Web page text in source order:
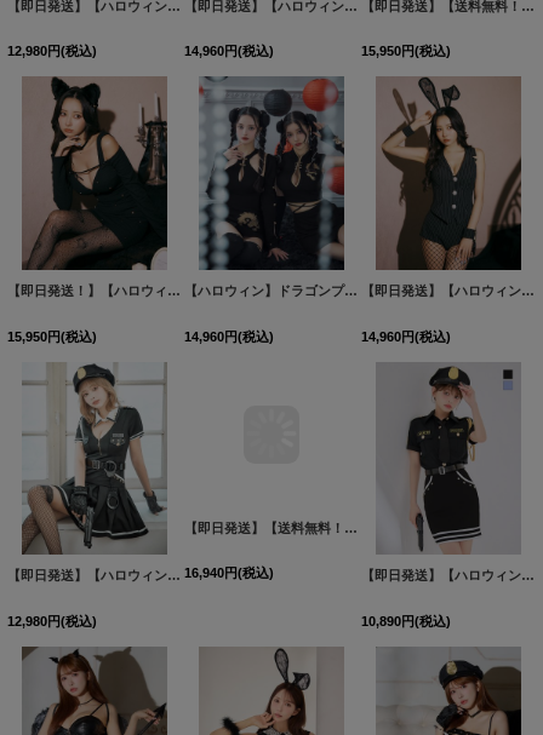
【即日発送】【ハロウィン】レザーアメスリポリスセットアップ【コスプレ6点セット】【XS-Mサイズ/1カラー】[HC03]
12,980円(税込)
【即日発送】【ハロウィン】ビジューファーキャットパンツセットアップ【コスプレ6点セット】【XS-Lサイズ/3カラー】[HC03]三上悠亜着用
14,960円(税込)
【即日発送】【送料無料！】【ハロウィン】レザーポリスセットアップコスプレ【コスプレ8点セット】【XS-Mサイズ/1カラー】[HC03]
15,950円(税込)
【即日発送！】【ハロウィン】 黒猫ワンピース 【コスプレ4点セット】 【XS-XLサイズ/２カラー】[HC03]
15,950円(税込)
【ハロウィン】ドラゴンプリントチャイナセットアップ 【コスプレ5点セット】【XS-Mサイズ/1カラー】ドラゴンプリントチャイナドレス 【コスプレ3点セット】【XS-Lサイズ/1カラー】(SE01YN)[HC03]
14,960円(税込)
【即日発送】【ハロウィン】 ストライプバニーセットアップ 【コスプレ6点セット】 【XS-Mサイズ/1カラー】[HC03]
14,960円(税込)
【即日発送】【ハロウィン】ポリスフレアワンピース【コスプレ5点セット】【S-XLサイズ】(HC206-SV)[HC03-Bg]
12,980円(税込)
【即日発送】【ハロウィン】ポリス/警察官コスプレ【コスプレ5点セット】【S-XLサイズ/1カラー】(HC206-2)[HC03]-Bnvg吉木千沙都（ちぃぽぽ）着用
10,890円(税込)